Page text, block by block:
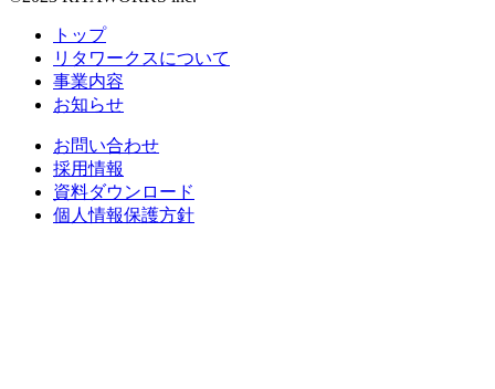
トップ
リタワークスについて
事業内容
お知らせ
お問い合わせ
採用情報
資料ダウンロード
個人情報保護方針